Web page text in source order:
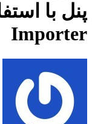
Importer